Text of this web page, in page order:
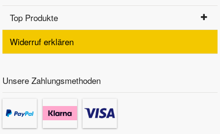
Top Produkte
Widerruf erklären
Unsere Zahlungsmethoden